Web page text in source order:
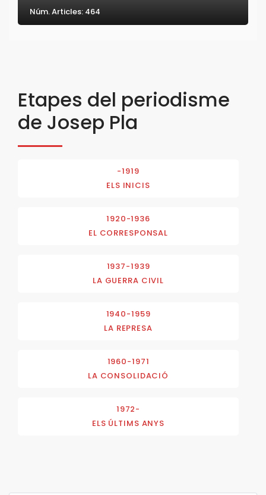
Núm. Articles: 464
Etapes del periodisme
de Josep Pla
-1919
ELS INICIS
1920-1936
EL CORRESPONSAL
1937-1939
LA GUERRA CIVIL
1940-1959
LA REPRESA
1960-1971
LA CONSOLIDACIÓ
1972-
ELS ÚLTIMS ANYS